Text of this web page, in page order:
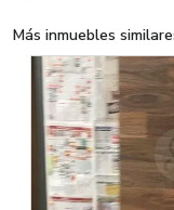
Más inmuebles